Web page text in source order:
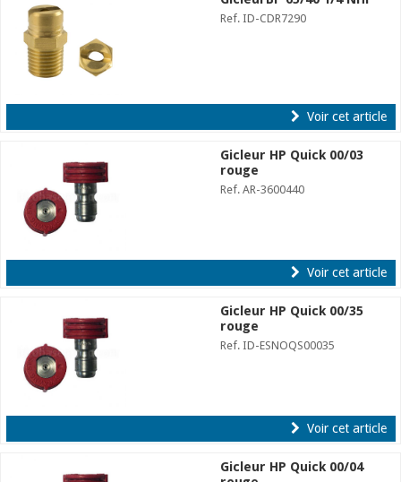
Ref. ID-CDR7290
Voir cet article
Gicleur HP Quick 00/03
rouge
Ref. AR-3600440
Voir cet article
Gicleur HP Quick 00/35
rouge
Ref. ID-ESNOQS00035
Voir cet article
Gicleur HP Quick 00/04